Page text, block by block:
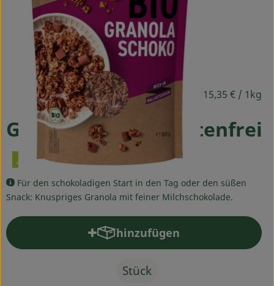
Ökokisten
Obst & Gemüse
Kühltheke
Backwaren
Haltbares
So geht's
Granola Schoko glutenfrei
Für den schokoladigen Start in den Tag oder den süßen
Snack: Knuspriges Granola mit feiner Milchschokolade.
4,99 €/ Stück 15,35 € / 1kg
hinzufügen
Produkt zum Warenkorb
Stück